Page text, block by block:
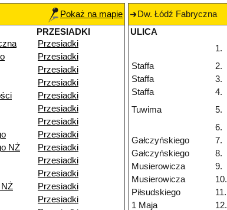
Pokaż na mapie
PRZESIADKI
Przesiadki
Przesiadki
Przesiadki
Przesiadki
Przesiadki
Przesiadki
Przesiadki
Przesiadki
NŻ
Przesiadki
Przesiadki
Przesiadki
Przesiadki
Przesiadki
Dw. Łódź Fabryczna
ULICA
1.
Staffa 2.
Staffa
3.
Staffa
4.
Tuwima
5.
6.
Gałczyńskiego
7.
Gałczyńskiego
8.
Musierowicza
9.
Musierowicza
10.
Piłsudskiego
11.
1 Maja
12.